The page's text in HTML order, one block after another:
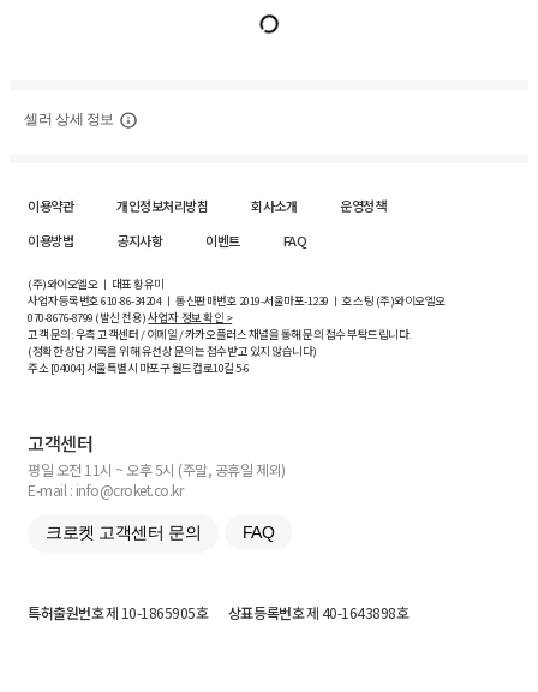
셀러 상세 정보
이용약관 개인정보처리방침 회사소개
운영정책
이용방법
공지사항 이벤트 FAQ
(주)와이오엘오 ㅣ 대표 황유미
사업자등록번호610-86-34204ㅣ 통신판매번호 2019-서울마포-1239 ㅣ 호스팅 (주)와이오엘오
070-8676-8799 (발신 전용)사업자 정보 확인 >
고객 문의: 우측 고객센터 / 이메일 / 카카오플러스 채널을 통해 문의 접수 부탁드립니다.
(정확한 상담 기록을 위해 유선상 문의는 접수받고 있지 않습니다)
주소 [04004] 서울특별시 마포구 월드컵로10길5-6
고객센터
평일 오전 11시 ~ 오후 5시 (주말, 공휴일 제외)
E-mail : info@croket.co.kr
크로켓 고객센터 문의 FAQ
특허출원번호제 10-1865905호 상표등록번호제 40-1643898호